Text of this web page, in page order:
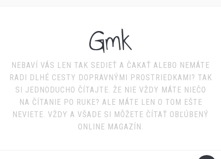
Gmk
NEBAVÍ VÁS LEN TAK SEDIEŤ A ČAKAŤ ALEBO NEMÁTE
RADI DLHÉ CESTY DOPRAVNÝMI PROSTRIEDKAMI? TAK
SI JEDNODUCHO ČÍTAJTE. ŽE NIE VŽDY MÁTE NIEČO
NA ČÍTANIE PO RUKE? ALE MÁTE LEN O TOM EŠTE
NEVIETE. VŽDY A VŠADE SI MÔŽETE ČÍTAŤ OBĽÚBENÝ
ONLINE MAGAZÍN.